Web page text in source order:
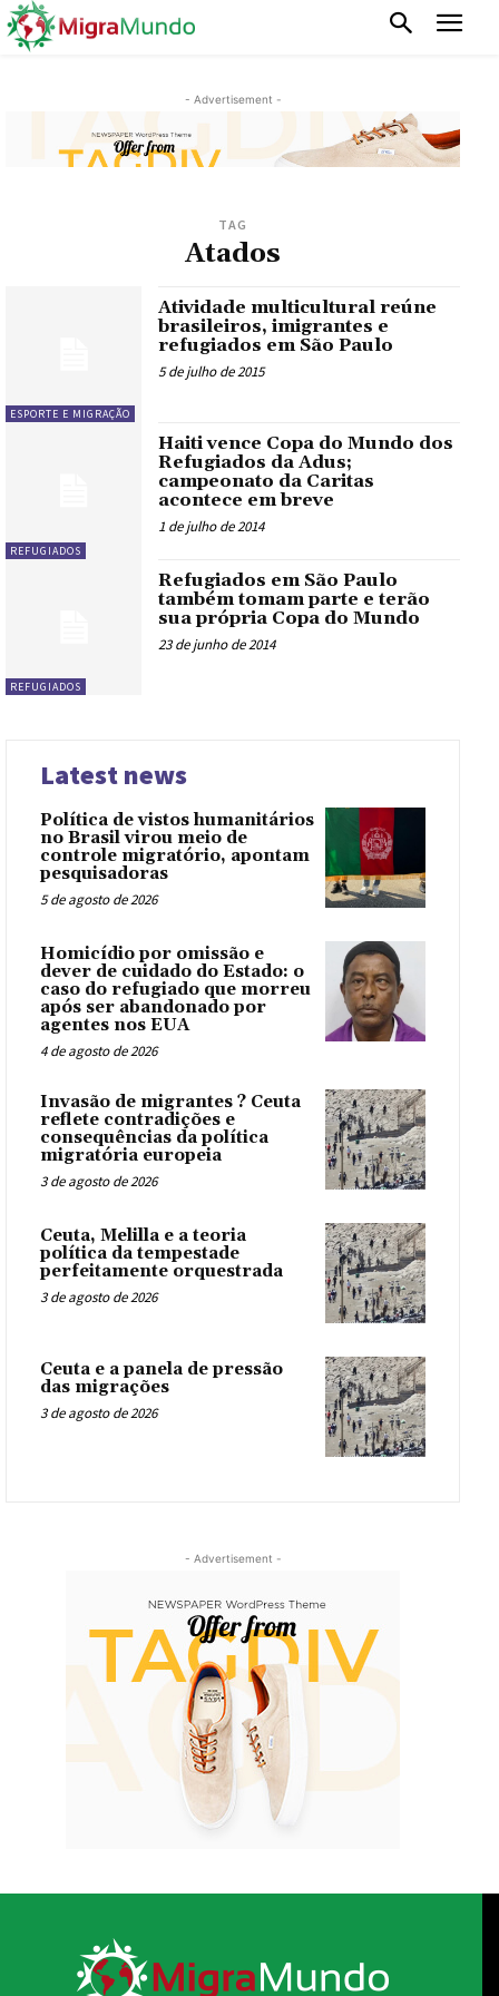
- Advertisement -
TAG
Atados
ESPORTE E MIGRAÇÃO
Atividade multicultural reúne
brasileiros, imigrantes e
refugiados em São Paulo
5 de julho de 2015
REFUGIADOS
Haiti vence Copa do Mundo dos
Refugiados da Adus;
campeonato da Caritas
acontece em breve
1 de julho de 2014
REFUGIADOS
Refugiados em São Paulo
também tomam parte e terão
sua própria Copa do Mundo
23 de junho de 2014
Latest news
Política de vistos humanitários
no Brasil virou meio de
controle migratório, apontam
pesquisadoras
5 de agosto de 2026
Homicídio por omissão e
dever de cuidado do Estado: o
caso do refugiado que morreu
após ser abandonado por
agentes nos EUA
4 de agosto de 2026
Invasão de migrantes ? Ceuta
reflete contradições e
consequências da política
migratória europeia
3 de agosto de 2026
Ceuta, Melilla e a teoria
política da tempestade
perfeitamente orquestrada
3 de agosto de 2026
Ceuta e a panela de pressão
das migrações
3 de agosto de 2026
- Advertisement -